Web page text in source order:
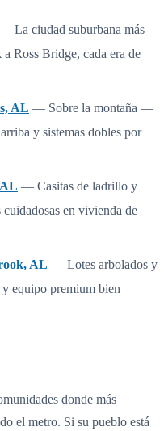
La ciudad suburbana más
Ross Bridge, cada era de
AL — Sobre la montaña —
y sistemas dobles por
— Casitas de ladrillo y
en vivienda de
AL — Lotes arbolados y
equipo premium bien
donde más
el metro. Si su pueblo está